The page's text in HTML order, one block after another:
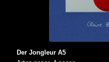
Der Jongleur A5